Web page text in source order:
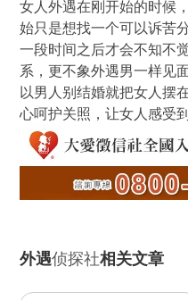
女人外遇在刚开始的时候
始只是想找一个可以诉苦
一段时间之后才会不知不
系，更不象外遇男一样见
以男人别结婚就把女人摆
心呵护关照，让女人感受
外遇侦探社相关文章